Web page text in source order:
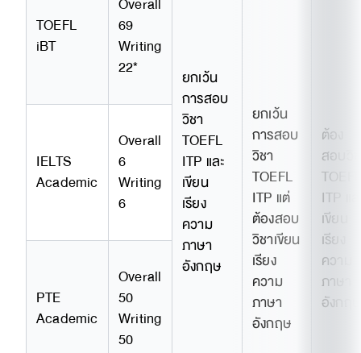
TOEFL
iBT
69
Writing
22*
ยกเว้น
การสอบ
วิชา
TOEFL
ITP และ
เขียน
เรียง
ความ
ภาษา
อังกฤษ
ยกเว้น
การสอบ
วิชา
TOEFL
ITP แต่
ต้องสอบ
วิชาเขียน
เรียง
ความ
ภาษา
อังกฤษ
ต้อง
สอบวิ
TOEFL
ITP แ
เขียน
เรียง
ความ
ภาษา
อังกฤษ
IELTS
Academic
Overall
6
Writing
6
PTE
Academic
Overall
50
Writing
50